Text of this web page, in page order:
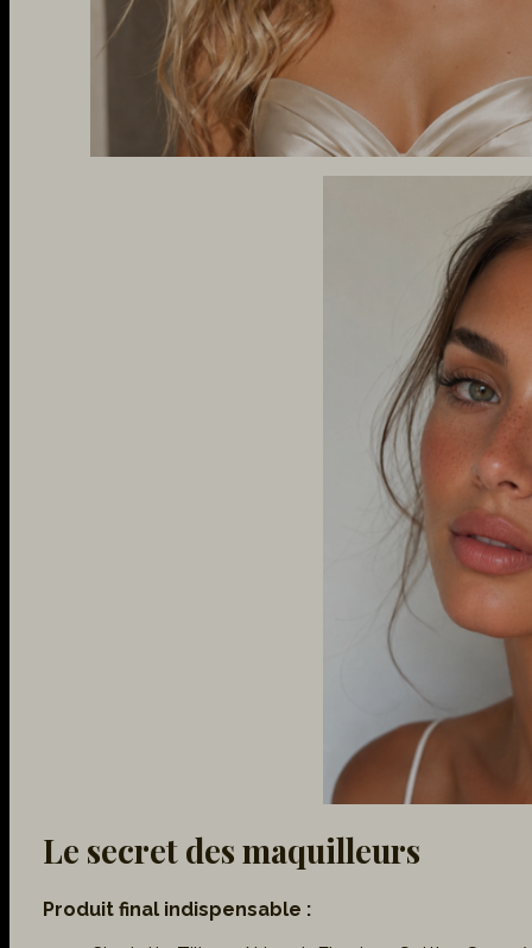
Le secret des maquilleurs
Produit final indispensable :